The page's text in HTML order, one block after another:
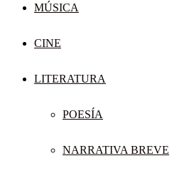
MÚSICA
CINE
LITERATURA
POESÍA
NARRATIVA BREVE